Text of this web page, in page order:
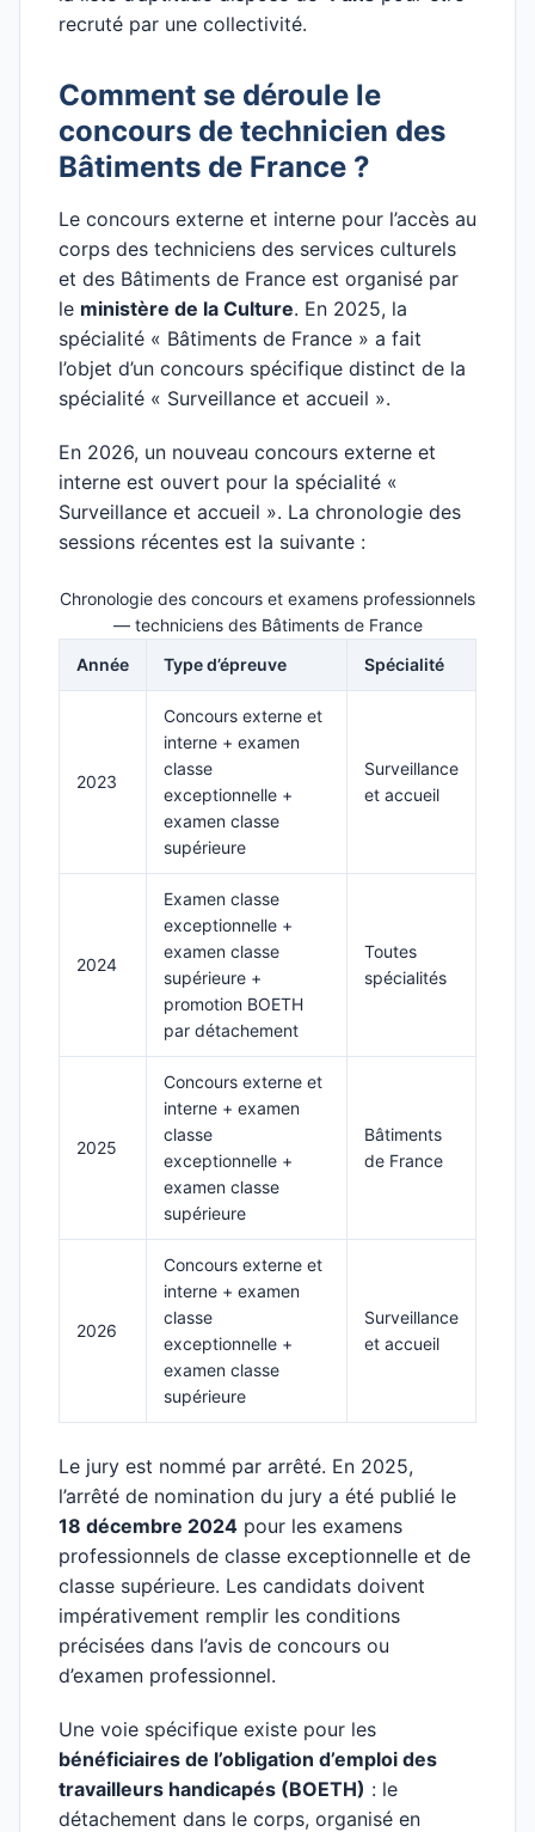
recruté par une collectivité.
Comment se déroule le
concours de technicien des
Bâtiments de France ?
Le concours externe et interne pour l’accès au
corps des techniciens des services culturels
et des Bâtiments de France est organisé par
le ministère de la Culture. En 2025, la
spécialité « Bâtiments de France » a fait
l’objet d’un concours spécifique distinct de la
spécialité « Surveillance et accueil ».
En 2026, un nouveau concours externe et
interne est ouvert pour la spécialité «
Surveillance et accueil ». La chronologie des
sessions récentes est la suivante :
Chronologie des concours et examens professionnels
— techniciens des Bâtiments de France
Année
Type d’épreuve Spécialité
2023
Concours externe et
interne + examen
classe
exceptionnelle +
examen classe
supérieure
Surveillance
et accueil
2024
Examen classe
exceptionnelle +
examen classe
supérieure +
promotion BOETH
par détachement
Toutes
spécialités
2025
Concours externe et
interne + examen
classe
exceptionnelle +
examen classe
supérieure
Bâtiments
de France
2026
Concours externe et
interne + examen
classe
exceptionnelle +
examen classe
supérieure
Surveillance
et accueil
Le jury est nommé par arrêté. En 2025,
l’arrêté de nomination du jury a été publié le
18 décembre 2024 pour les examens
professionnels de classe exceptionnelle et de
classe supérieure. Les candidats doivent
impérativement remplir les conditions
précisées dans l’avis de concours ou
d’examen professionnel.
Une voie spécifique existe pour les
bénéficiaires de l’obligation d’emploi des
travailleurs handicapés (BOETH) : le
détachement dans le corps, organisé en